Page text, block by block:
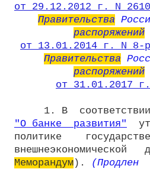
от 29.12.2012 г. N
Правительства
распоряжений
от 13.01.2014 г. N 8-р
Правительства
распоряжений
от 31.01.2017
"О банке  развития"
политике
Меморандум). (Продлен